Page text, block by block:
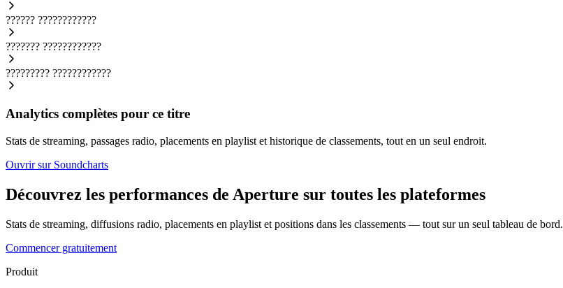
?????? ????????????
??????? ????????????
????????? ????????????
Analytics complètes pour ce titre
Stats de streaming, passages radio, placements en playlist et historique de classements, tout en un seul endroit.
Ouvrir sur Soundcharts
Découvrez les performances de Aperture sur toutes les plateformes
Stats de streaming, diffusions radio, placements en playlist et positions dans les classements — tout sur un seul tableau de bord.
Commencer gratuitement
Produit